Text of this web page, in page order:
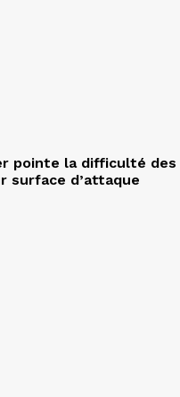
pointe la difficulté
surface d’attaque